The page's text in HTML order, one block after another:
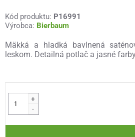
Kód produktu: P16991
Výrobca: Bierbaum
Mäkká a hladká bavlnená
leskom. Detailná potlač a jasné
+
-